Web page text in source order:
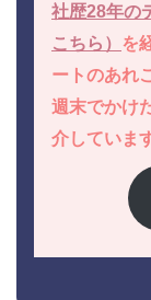
社歴28年の
こちら） を
ートのあれ
週末でかけ
介していま